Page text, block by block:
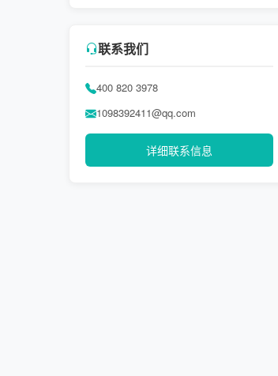
联系我们
400 820 3978
1098392411@qq.com
详细联系信息